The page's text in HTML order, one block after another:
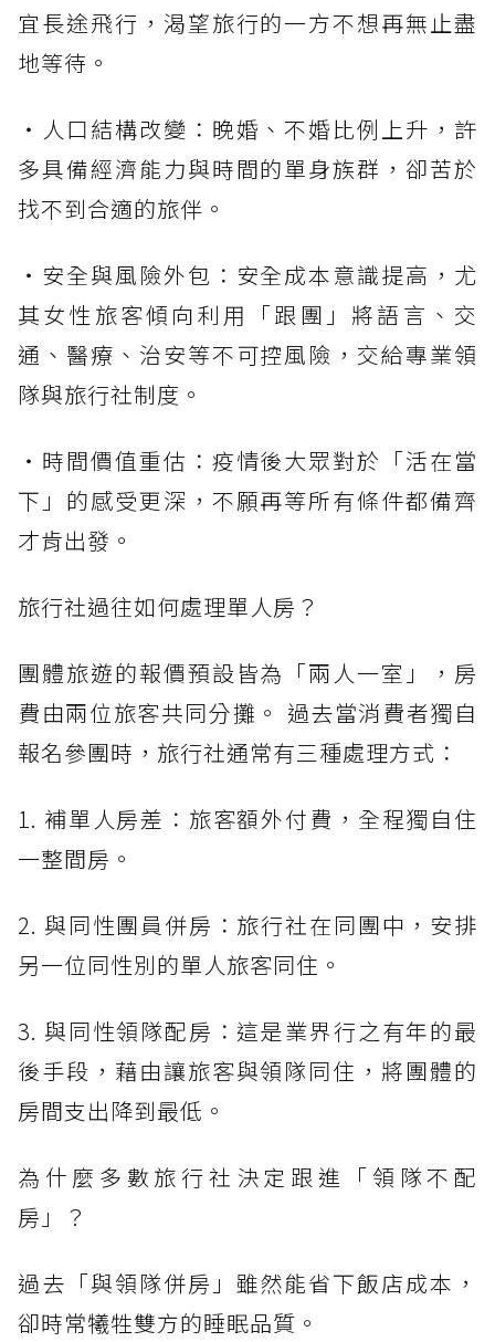
宜長途飛行，渴望旅行的一方不想再無止盡
地等待。
・人口結構改變：晚婚、不婚比例上升，許
多具備經濟能力與時間的單身族群，卻苦於
找不到合適的旅伴。
・安全與風險外包：安全成本意識提高，尤
其女性旅客傾向利用「跟團」將語言、交
通、醫療、治安等不可控風險，交給專業領
隊與旅行社制度。
・時間價值重估：疫情後大眾對於「活在當
下」的感受更深，不願再等所有條件都備齊
才肯出發。
旅行社過往如何處理單人房？
團體旅遊的報價預設皆為「兩人一室」，房
費由兩位旅客共同分攤。 過去當消費者獨自
報名參團時，旅行社通常有三種處理方式：
1. 補單人房差：旅客額外付費，全程獨自住
一整間房。
2. 與同性團員併房：旅行社在同團中，安排
另一位同性別的單人旅客同住。
3. 與同性領隊配房：這是業界行之有年的最
後手段，藉由讓旅客與領隊同住，將團體的
房間支出降到最低。
為什麼多數旅行社決定跟進「領隊不配
房」？
過去「與領隊併房」雖然能省下飯店成本，
卻時常犧牲雙方的睡眠品質。